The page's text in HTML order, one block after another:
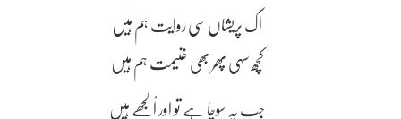
اک پریشاں سی روایت ہم ہیں
کچھ سہی پھر بھی غنیمت ہم ہیں
جب یہ سوچا ہے تو اور اُلجھے ہیں